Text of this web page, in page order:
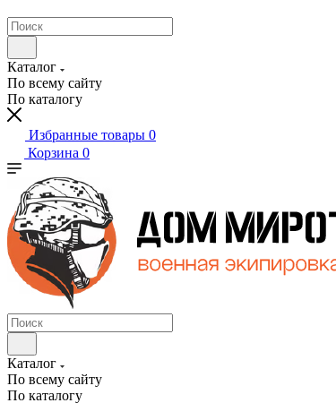
Каталог
По всему сайту
По каталогу
Избранные товары 0
Корзина 0
Каталог
По всему сайту
По каталогу